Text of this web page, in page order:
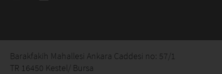
Barakfakíh Mahallesi Ankara Caddesi no: 57/1
TR 16450 Kestel/ Bursa